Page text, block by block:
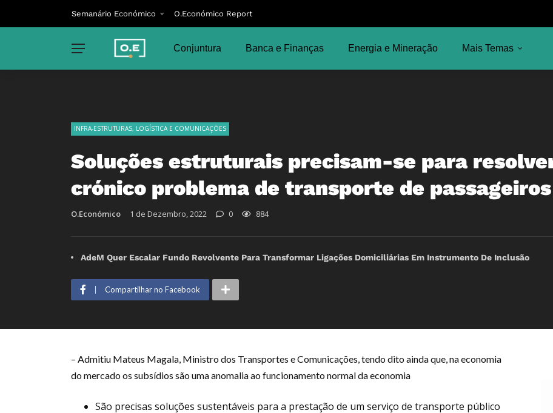
Semanário Económico O.Económico Report
Conjuntura Banca e Finanças Energia e Mineração Mais Temas
INFRA-ESTRUTURAS, LOGÍSTICA E COMUNICAÇÕES
Soluções estruturais precisam-se para
crónico problema de transporte de passageiros
O.Económico 1 de Dezembro, 2022 0 884
AdeM Quer Escalar Fundo Revolvente Para Transformar Ligações Domiciliárias Em Instrumento De Inclusão
Compartilhar no Facebook
– Admitiu Mateus Magala, Ministro dos Transportes e Comunicações, tendo dito ainda que, na economia
do mercado os subsídios são uma anomalia ao funcionamento normal da economia
São precisas soluções sustentáveis para a prestação de um serviço de transporte público